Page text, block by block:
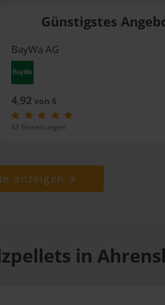
Günstigstes
BayWa AG
4,92von 5
49 Bewertungen
anzeigen
in